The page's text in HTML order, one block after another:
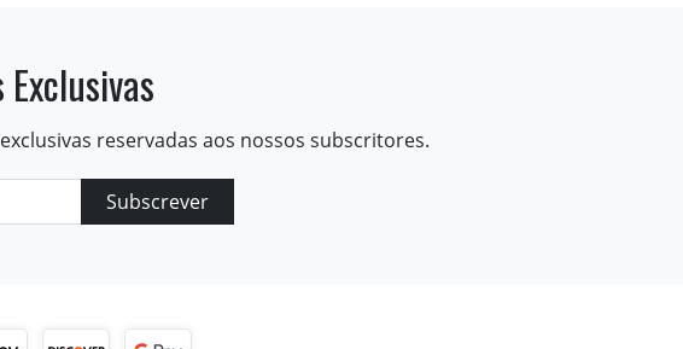
reservadas aos nossos subscritores.
Subscrever